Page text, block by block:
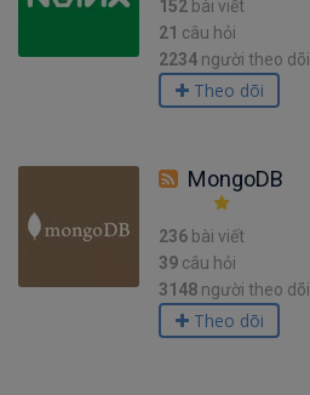
152 bài viết
21 câu hỏi
2234 người theo dõi
Theo dõi
MongoDB
236 bài viết
39 câu hỏi
3148 người theo dõi
Theo dõi